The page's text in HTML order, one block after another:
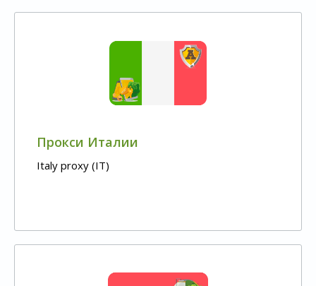
Прокси Италии
Italy proxy (IT)